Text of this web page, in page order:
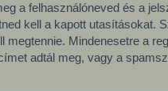
a felhasználóneved és a
kell a kapott
Mindenesetre a
adtál meg, vagy a